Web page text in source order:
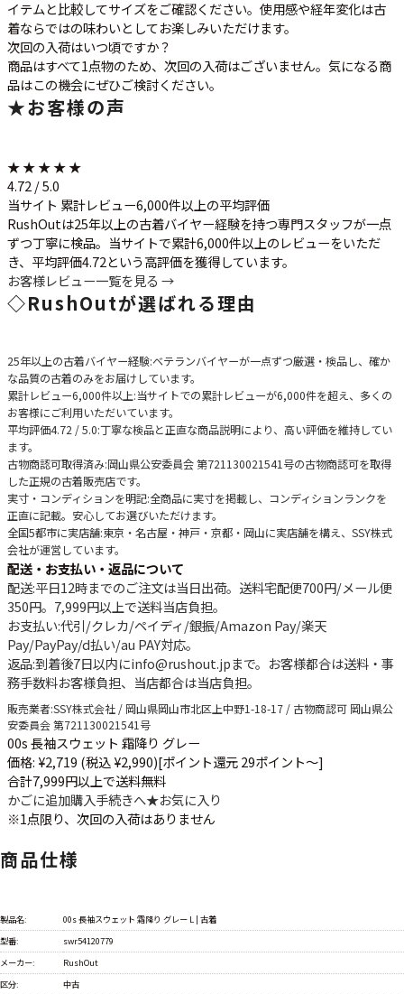
イテムと比較してサイズをご確認ください。使用感や経年変化は古
着ならではの味わいとしてお楽しみいただけます。
次回の入荷はいつ頃ですか？
商品はすべて1点物のため、次回の入荷はございません。気になる商
品はこの機会にぜひご検討ください。
★お客様の声
★ ★ ★ ★ ★
4.72 / 5.0
当サイト 累計レビュー6,000件以上の平均評価
RushOutは25年以上の古着バイヤー経験を持つ専門スタッフが一点
ずつ丁寧に検品。当サイトで累計6,000件以上のレビューをいただ
き、平均評価4.72という高評価を獲得しています。
お客様レビュー一覧を見る →
◇RushOutが選ばれる理由
25年以上の古着バイヤー経験:ベテランバイヤーが一点ずつ厳選・検品し、確か
な品質の古着のみをお届けしています。
累計レビュー6,000件以上:当サイトでの累計レビューが6,000件を超え、多くの
お客様にご利用いただいています。
平均評価4.72 / 5.0:丁寧な検品と正直な商品説明により、高い評価を維持してい
ます。
古物商認可取得済み:岡山県公安委員会 第721130021541号の古物商認可を取得
した正規の古着販売店です。
実寸・コンディションを明記:全商品に実寸を掲載し、コンディションランクを
正直に記載。安心してお選びいただけます。
全国5都市に実店舗:東京・名古屋・神戸・京都・岡山に実店舗を構え、SSY株式
会社が運営しています。
配送・お支払い・返品について
配送:平日12時までのご注文は当日出荷。送料宅配便700円/メール便
350円。 7,999円以上で送料当店負担。
お支払い:代引/クレカ/ペイディ/銀振/Amazon Pay/楽天
Pay/PayPay/d払い/au PAY対応。
返品:到着後7日以内にinfo@rushout.jpまで。お客様都合は送料・事
務手数料お客様負担、当店都合は当店負担。
販売業者:SSY株式会社 / 岡山県岡山市北区上中野1-18-17 / 古物商認可 岡山県公
安委員会 第721130021541号
00s 長袖スウェット 霜降り グレー
価格: ¥2,719 (税込 ¥2,990)[ポイント還元 29ポイント～]
合計7,999円以上で送料無料
かごに追加購入手続きへ★お気に入り
※1点限り、次回の入荷はありません
商品仕様
製品名:
00s 長袖スウェット 霜降り グレー L | 古着
型番:
swr54120779
メーカー:
RushOut
区分:
中古